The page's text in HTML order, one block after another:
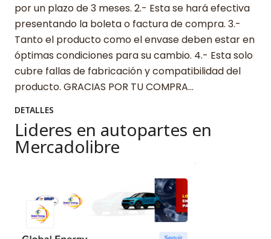
por un plazo de 3 meses. 2.- Esta se hará efectiva
presentando la boleta o factura de compra. 3.-
Tanto el producto como el envase deben estar en
óptimas condiciones para su cambio. 4.- Esta solo
cubre fallas de fabricación y compatibilidad del
producto. GRACIAS POR TU COMPRA…
DETALLES
Lideres en autopartes en
Mercadolibre